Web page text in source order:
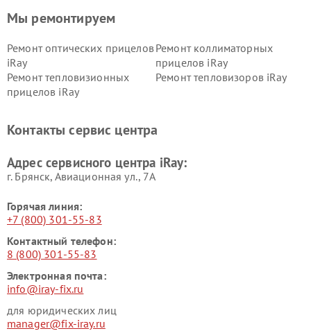
Мы ремонтируем
Ремонт оптических прицелов
iRay
Ремонт коллиматорных
прицелов iRay
Ремонт тепловизионных
прицелов iRay
Ремонт тепловизоров iRay
Контакты сервис центра
Адрес сервисного центра iRay:
г. Брянск, Авиационная ул., 7А
Горячая линия:
+7 (800) 301-55-83
Контактный телефон:
8 (800) 301-55-83
Электронная почта:
info@iray-fix.ru
для юридических лиц
manager@fix-iray.ru